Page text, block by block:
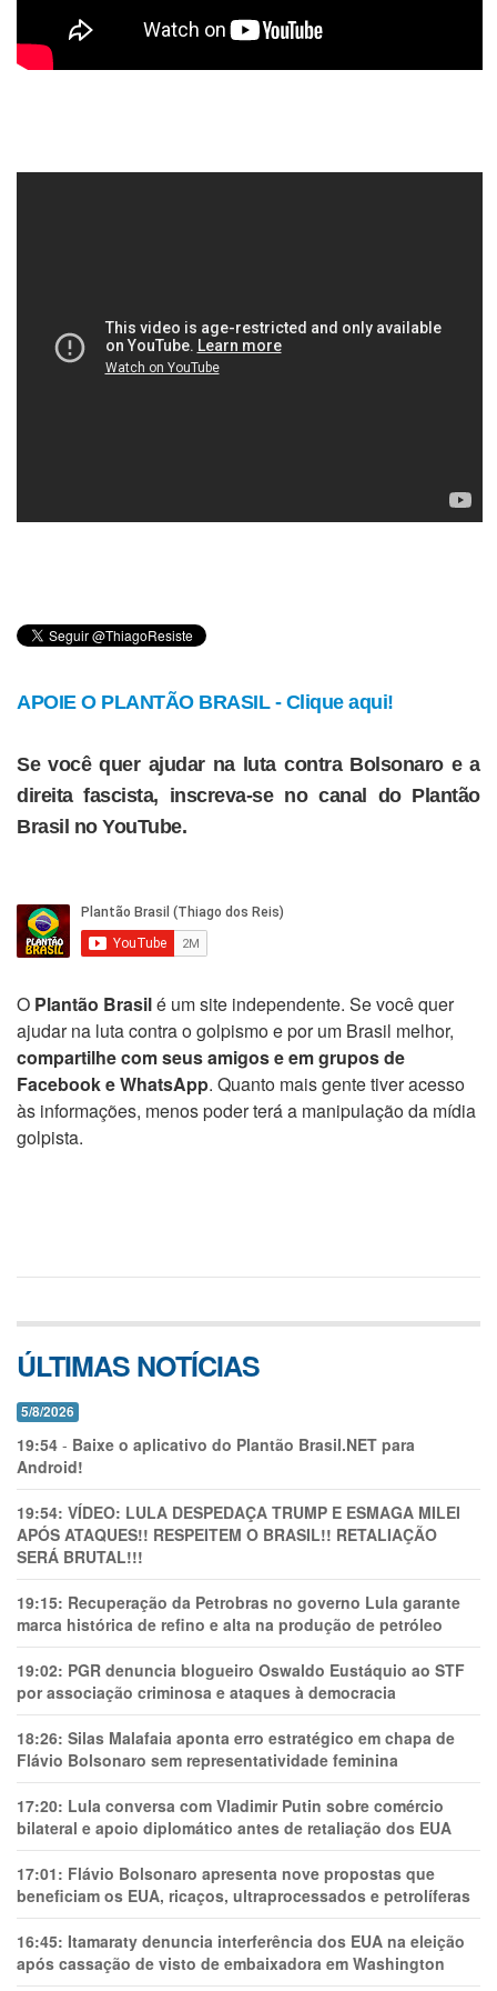
APOIE O PLANTÃO BRASIL - Clique aqui!
Se você quer ajudar na luta contra Bolsonaro e a
direita fascista, inscreva-se no canal do Plantão
Brasil no YouTube.
O Plantão Brasilé um site independente. Se você quer
ajudar na luta contra o golpismo e por um Brasil melhor,
compartilhe com seus amigos e em grupos de
Facebook e WhatsApp. Quanto mais gente tiver acesso
às informações, menos poder terá a manipulação da mídia
golpista.
ÚLTIMAS NOTÍCIAS
5/8/2026
19:54 - Baixe o aplicativo do Plantão Brasil.NET para
Android!
19:54: VÍDEO: LULA DESPEDAÇA TRUMP E ESMAGA MILEI
APÓS ATAQUES!! RESPEITEM O BRASIL!! RETALIAÇÃO
SERÁ BRUTAL!!!
19:15: Recuperação da Petrobras no governo Lula garante
marca histórica de refino e alta na produção de petróleo
19:02: PGR denuncia blogueiro Oswaldo Eustáquio ao STF
por associação criminosa e ataques à democracia
18:26: Silas Malafaia aponta erro estratégico em chapa de
Flávio Bolsonaro sem representatividade feminina
17:20: Lula conversa com Vladimir Putin sobre comércio
bilateral e apoio diplomático antes de retaliação dos EUA
17:01: Flávio Bolsonaro apresenta nove propostas que
beneficiam os EUA, ricaços, ultraprocessados e petrolíferas
16:45: Itamaraty denuncia interferência dos EUA na eleição
após cassação de visto de embaixadora em Washington